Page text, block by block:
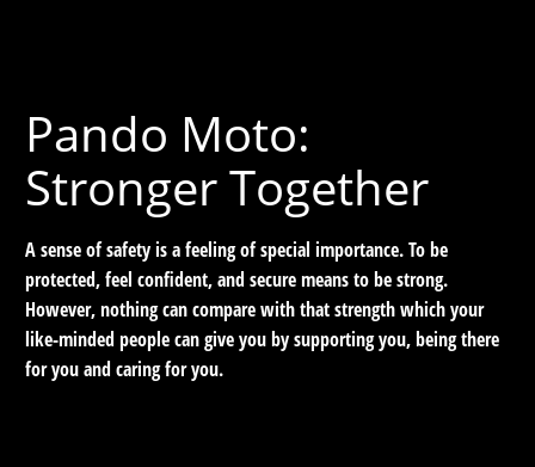
Pando Moto:
Stronger Together
A sense of safety is a feeling of special importance. To be
protected, feel confident, and secure means to be strong.
However, nothing can compare with that strength which your
like-minded people can give you by supporting you, being there
for you and caring for you.